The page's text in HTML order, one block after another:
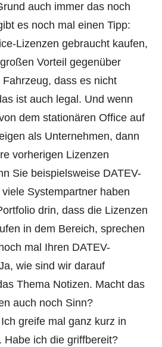
auch immer das noch
es noch mal einen Tipp:
Lizenzen gebraucht kaufen,
Vorteil gegenüber
dass es nicht
ist auch legal. Und wenn
dem stationären Office auf
als Unternehmen, dann
vorherigen Lizenzen
Sie beispielsweise DATEV-
Systempartner haben
drin, dass die Lizenzen
in dem Bereich, sprechen
mal Ihren DATEV-
wie sind wir darauf
Thema Notizen. Macht das
auch noch Sinn?
greife mal ganz kurz in
Habe ich die griffbereit?